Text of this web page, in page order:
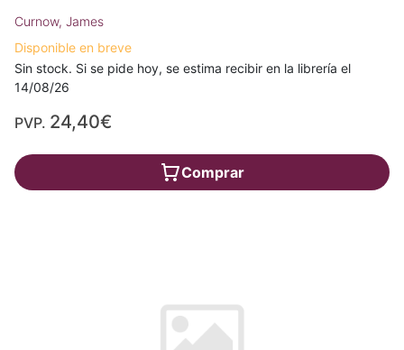
Curnow, James
Disponible en breve
Sin stock. Si se pide hoy, se estima recibir en la librería el
14/08/26
PVP. 24,40€
Comprar